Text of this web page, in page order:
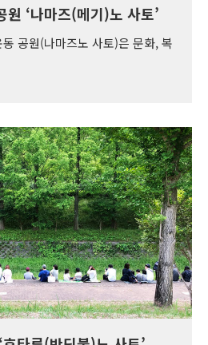
‘나마즈(메기)노 사토’
공원(나마즈노 사토)은 문화, 복